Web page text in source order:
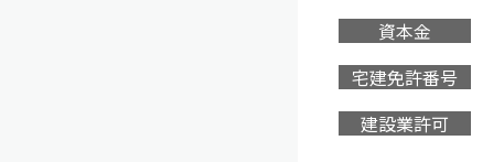
資本金
宅建免許番号
建設業許可